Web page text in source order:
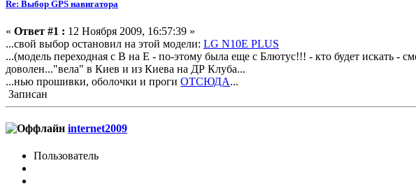
Re: Выбор GPS навигатора
« Ответ #1 : 12 Ноября 2009, 16:57:39 »
...свой выбор остановил на этой модели: LG N10E PLUS
...(модель переходная с B на Е - по-этому была еще с Блютус!!! - кто будет искать
доволен..."вела" в Киев и из Киева на ДР Клуба...
...нью прошивки, оболочки и проги ОТСЮДА...
Записан
internet2009
Пользователь